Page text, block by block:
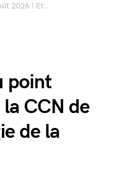
2026 ! Et...
point
CCN de
de la